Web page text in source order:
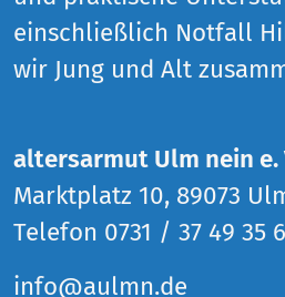
einschließlich Notfall
wir Jung und Alt
altersarmut Ulm nein e.
Marktplatz 10, 89073
Telefon 0731 / 37 49 35
info@aulmn.de